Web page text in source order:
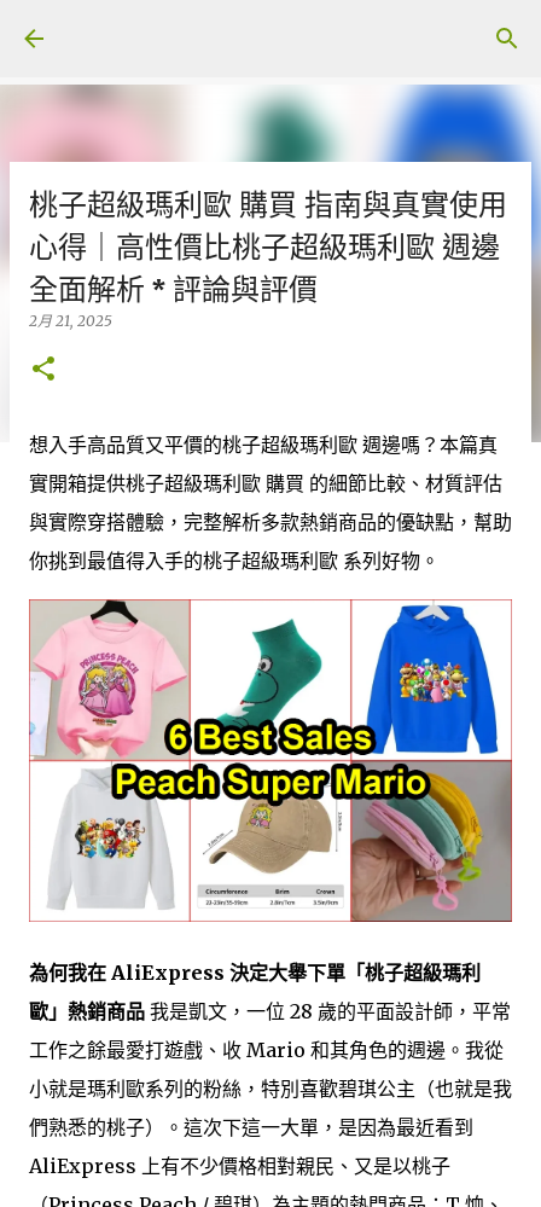
桃子超級瑪利歐 購買 指南與真實使用
心得｜高性價比桃子超級瑪利歐 週邊
全面解析 * 評論與評價
2月 21, 2025
想入手高品質又平價的桃子超級瑪利歐 週邊嗎？本篇真
實開箱提供桃子超級瑪利歐 購買 的細節比較、材質評估
與實際穿搭體驗，完整解析多款熱銷商品的優缺點，幫助
你挑到最值得入手的桃子超級瑪利歐 系列好物。
為何我在 AliExpress 決定大舉下單「桃子超級瑪利
歐」熱銷商品 我是凱文，一位 28 歲的平面設計師，平常
工作之餘最愛打遊戲、收 Mario 和其角色的週邊。我從
小就是瑪利歐系列的粉絲，特別喜歡碧琪公主（也就是我
們熟悉的桃子）。這次下這一大單，是因為最近看到
AliExpress 上有不少價格相對親民、又是以桃子